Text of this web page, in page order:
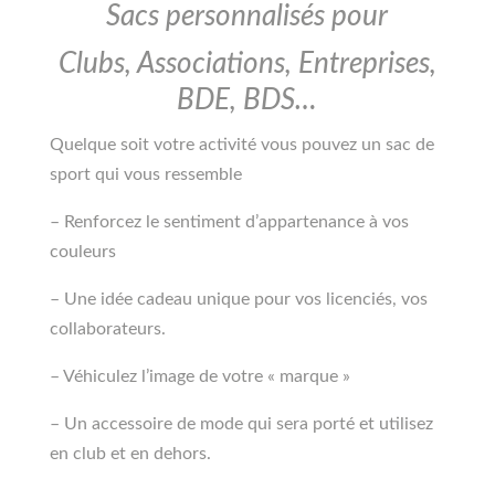
Sacs personnalisés pour
Clubs, Associations, Entreprises,
BDE, BDS…
Quelque soit votre activité vous pouvez un sac de
sport qui vous ressemble
– Renforcez le sentiment d’appartenance à vos
couleurs
– Une idée cadeau unique pour vos licenciés, vos
collaborateurs.
– Véhiculez l’image de votre « marque »
– Un accessoire de mode qui sera porté et utilisez
en club et en dehors.